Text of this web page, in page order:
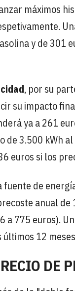
máximos
y de 301
, por su
su impacto
ya a 261
de 3.500 kWh
euros si los
fuente de
anual
a 775 euros).
últimos 12
DE